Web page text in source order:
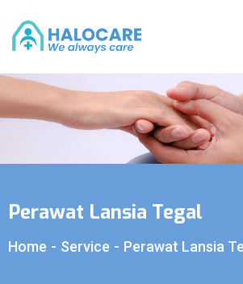
Perawat Lansia Tegal
Home - Service - Perawat Lansia